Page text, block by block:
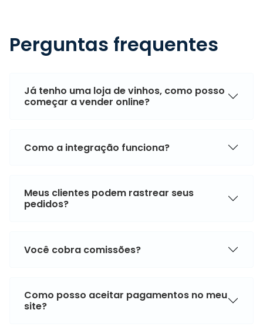
Perguntas frequentes
Já tenho uma loja de vinhos, como posso
começar a vender online?
Como a integração funciona?
Meus clientes podem rastrear seus
pedidos?
Você cobra comissões?
Como posso aceitar pagamentos no meu
site?